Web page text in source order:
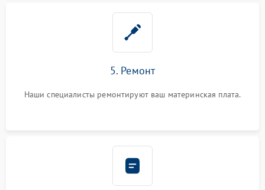
5. Ремонт
Наши специалисты ремонтируют ваш материнская плата.